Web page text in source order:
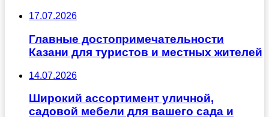
17.07.2026
Главные достопримечательности
Казани для туристов и местных жителей
14.07.2026
Широкий ассортимент уличной,
садовой мебели для вашего сада и